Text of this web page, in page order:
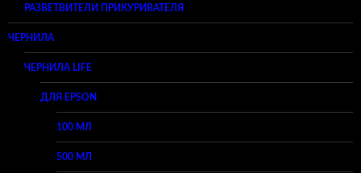
РАЗВЕТВИТЕЛИ ПРИКУРИВАТЕЛЯ
ЧЕРНИЛА
ЧЕРНИЛА LIFE
ДЛЯ EPSON
100 МЛ
500 МЛ